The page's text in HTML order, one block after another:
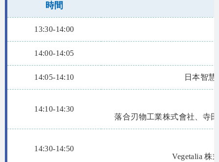
時間
13:30-14:00
14:00-14:05
14:05-14:10 日本智
14:10-14:30
落合刃物工業株式會社、寺
14:30-14:50
Vegetalia 株